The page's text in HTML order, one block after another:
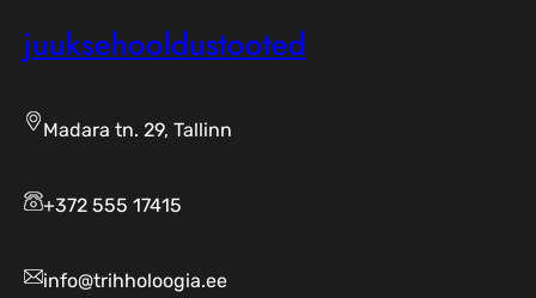
juuksehooldustooted
Madara tn. 29, Tallinn
+372 555 17415
info@trihholoogia.ee